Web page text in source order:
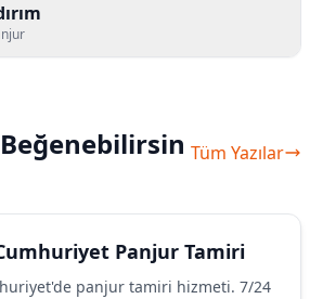
Tüm Yazılar
Panjur Tamiri
panjur tamiri hizmeti. 7/24